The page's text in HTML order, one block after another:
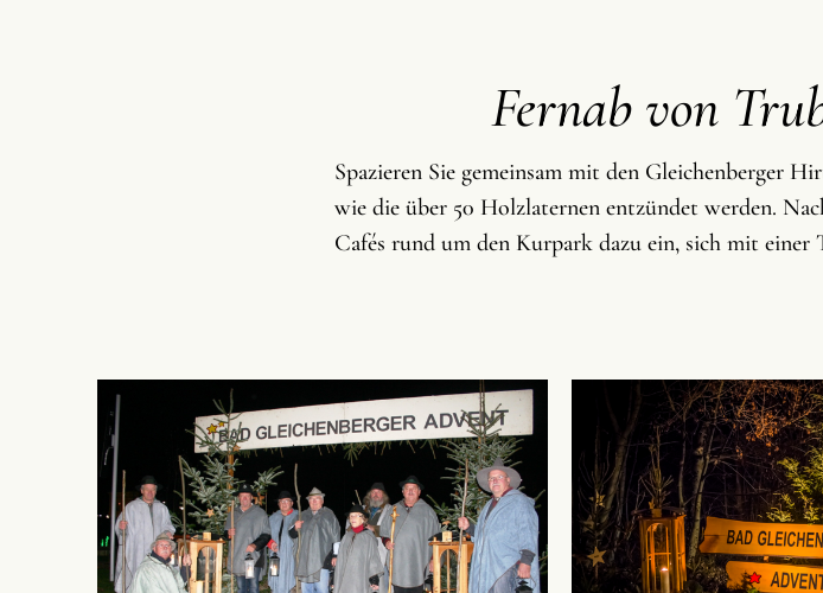
Fernab von
Spazieren Sie gemeinsam mit den Gleichenberger
wie die über 50 Holzlaternen entzündet werden.
Cafés rund um den Kurpark dazu ein, sich mit einer